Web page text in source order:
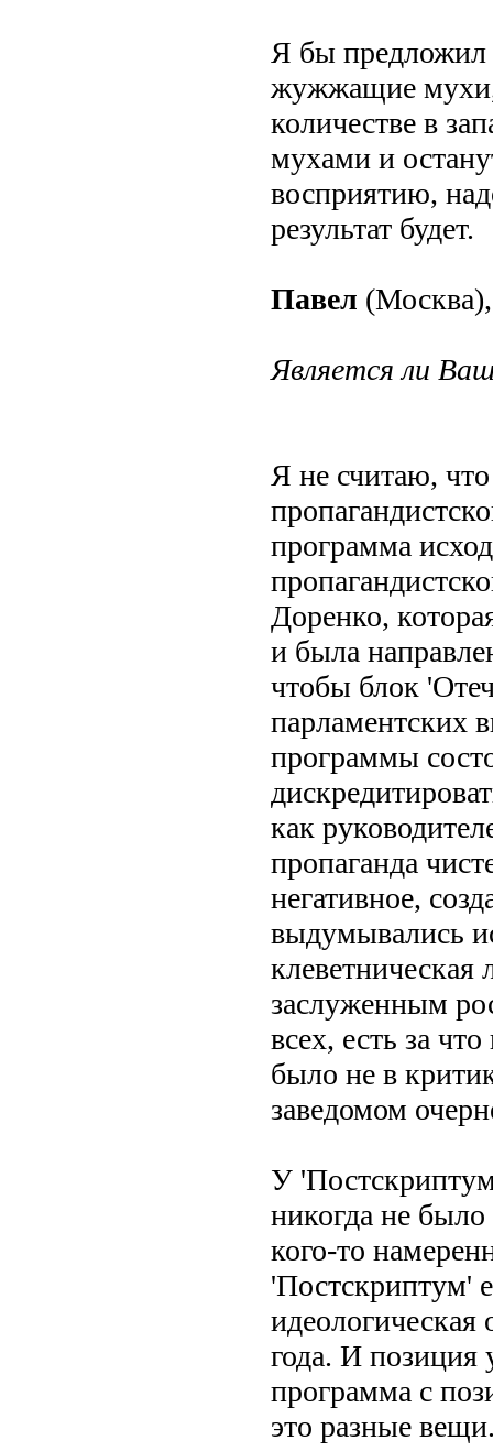
Я бы предложил
жужжащие мухи,
количестве в
мухами и
восприятию,
результат будет.
Павел
Является ли
Я не считаю,
программа
Доренко,
и была
чтобы блок
парламентских
программы
как
пропаганда
негативное,
выдумывались
заслуженным
всех, есть за
было не в
заведомом
У
никогда не было
кого-то
'Постскриптум'
года. И позиция
программа с
это разные